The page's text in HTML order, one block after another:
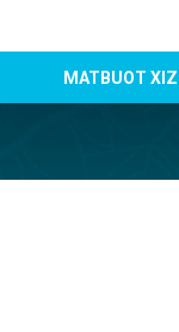
MATBUOT